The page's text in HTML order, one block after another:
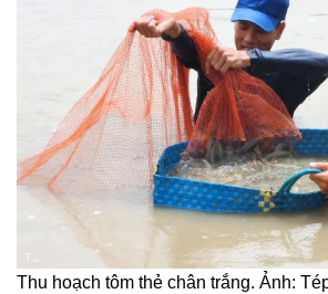
Thu hoạch tôm thẻ chân trắng. Ảnh: